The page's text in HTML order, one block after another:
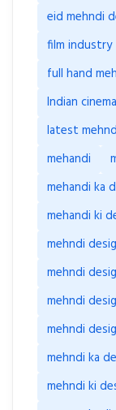
eid mehndi
film industry
full hand
Indian cinema
latest
mehandi
mehandi ka
mehandi ki
mehndi
mehndi
mehndi
mehndi
mehndi ka
mehndi ki